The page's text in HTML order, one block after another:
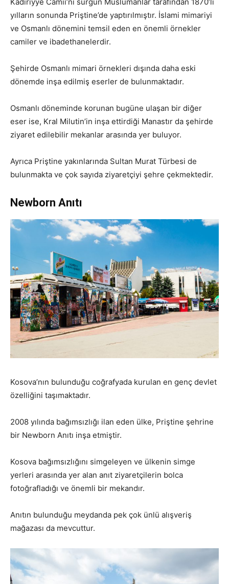
Kadiriyye Camii’ni sürgün Müslümanlar tarafından 1870’li
yılların sonunda Priştine’de yaptırılmıştır. İslami mimariyi
ve Osmanlı dönemini temsil eden en önemli örnekler
camiler ve ibadethanelerdir.
Şehirde Osmanlı mimari örnekleri dışında daha eski
dönemde inşa edilmiş eserler de bulunmaktadır.
Osmanlı döneminde korunan bugüne ulaşan bir diğer
eser ise, Kral Milutin’in inşa ettirdiği Manastır da şehirde
ziyaret edilebilir mekanlar arasında yer buluyor.
Ayrıca Priştine yakınlarında Sultan Murat Türbesi de
bulunmakta ve çok sayıda ziyaretçiyi şehre çekmektedir.
Newborn Anıtı
Kosova’nın bulunduğu coğrafyada kurulan en genç devlet
özelliğini taşımaktadır.
2008 yılında bağımsızlığı ilan eden ülke, Priştine şehrine
bir Newborn Anıtı inşa etmiştir.
Kosova bağımsızlığını simgeleyen ve ülkenin simge
yerleri arasında yer alan anıt ziyaretçilerin bolca
fotoğrafladığı ve önemli bir mekandır.
Anıtın bulunduğu meydanda pek çok ünlü alışveriş
mağazası da mevcuttur.